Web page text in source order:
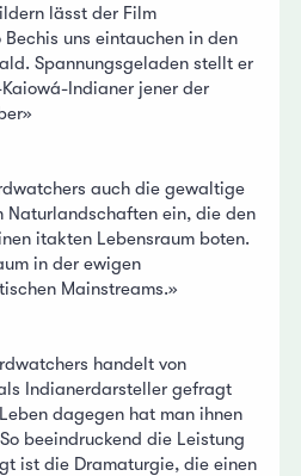
lässt der Film
uns eintauchen in den
Spannungsgeladen stellt er
Indianer jener der
auch die gewaltige
Naturlandschaften ein, die den
itakten Lebensraum boten.
in der ewigen
Mainstreams.»
handelt von
Indianerdarsteller gefragt
dagegen hat man ihnen
beeindruckend die Leistung
ist die Dramaturgie, die einen